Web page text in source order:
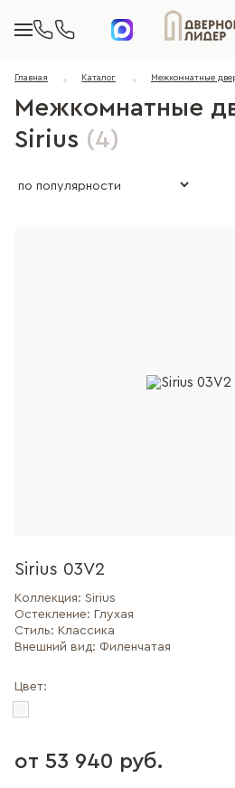
Главная Каталог Межкомнатные
Межкомнатные
Sirius (4)
Sirius 03V2
Коллекция: Sirius
Остекление: Глухая
Стиль: Классика
Внешний вид: Филенчатая
Цвет:
от 53 940 руб.